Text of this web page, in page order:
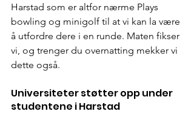
Harstad som er altfor nærme Plays
bowling og minigolf til at vi kan la være
å utfordre dere i en runde. Maten fikser
vi, og trenger du overnatting mekker vi
dette også.
Universiteter støtter opp under
studentene i Harstad